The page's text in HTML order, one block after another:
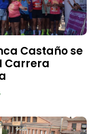
Castaño se
Carrera